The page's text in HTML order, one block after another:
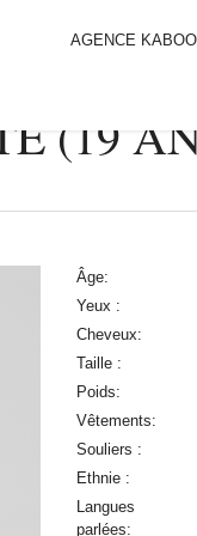
AGENCE
(19
Âge:
Yeux :
Cheveux:
Taille :
Poids:
Vêtements:
Souliers :
Ethnie :
Langues
parlées: